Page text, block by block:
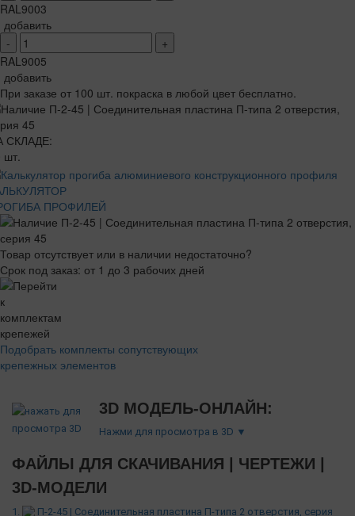
RAL9003
добавить
-
+
RAL9005
добавить
При заказе от 100 шт. покраска в любой цвет бесплатно.
СКЛАДЕ:
шт.
ПРОФИЛЕЙ
Товар отсутствует или в наличии недостаточно?
Срок под заказ: от 1 до 3 рабочих дней
Подобрать комплекты сопутствующих
крепежных элементов
3D МОДЕЛЬ-ОНЛАЙН:
Нажми для просмотра в 3D ▼
ФАЙЛЫ ДЛЯ СКАЧИВАНИЯ | ЧЕРТЕЖИ |
3D-МОДЕЛИ
1.
П-2-45 | Соединительная пластина П-типа 2 отверстия, серия